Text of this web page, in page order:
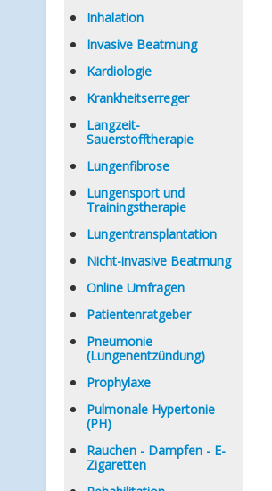
Inhalation
Invasive Beatmung
Kardiologie
Krankheitserreger
Langzeit-
Sauerstofftherapie
Lungenfibrose
Lungensport und
Trainingstherapie
Lungentransplantation
Nicht-invasive Beatmung
Online Umfragen
Patientenratgeber
Pneumonie
(Lungenentzündung)
Prophylaxe
Pulmonale Hypertonie
(PH)
Rauchen - Dampfen - E-
Zigaretten